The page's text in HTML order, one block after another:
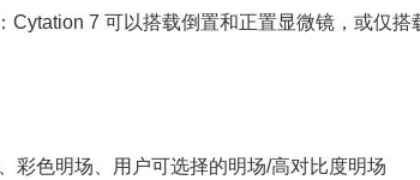
Cytation 7 可以搭载倒置和正置显微镜，或仅
彩色明场、用户可选择的明场/高对比度明场